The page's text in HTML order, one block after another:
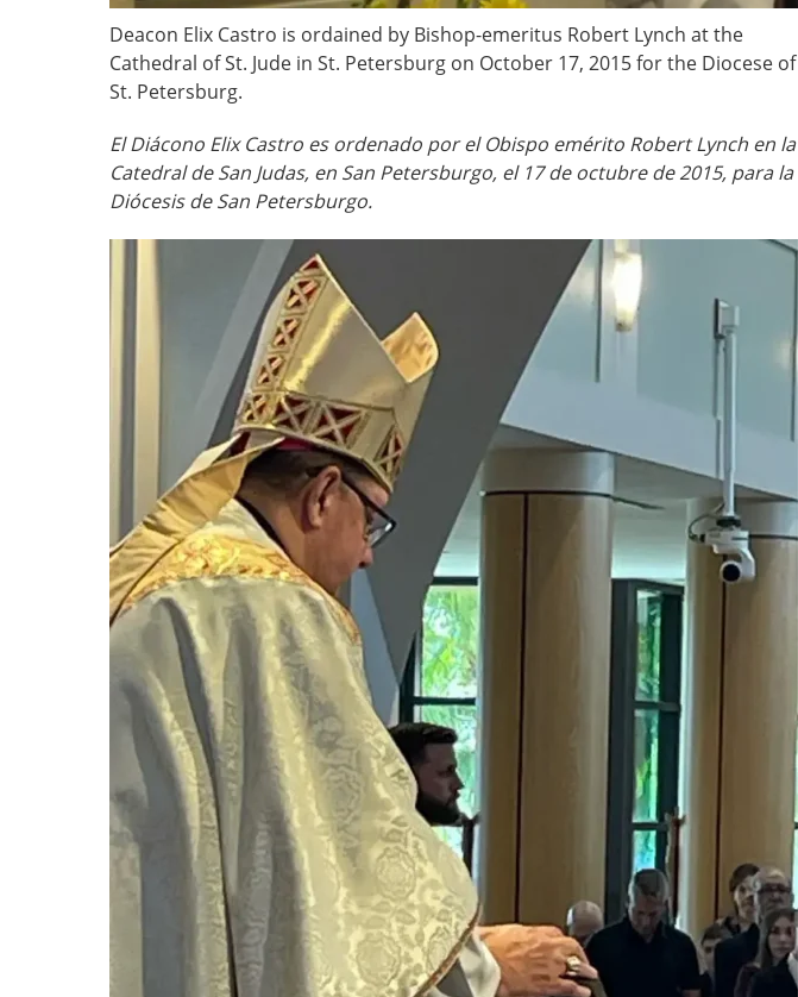
Deacon Elix Castro is ordained by Bishop-emeritus Robert Lynch at the
Cathedral of St. Jude in St. Petersburg on October 17, 2015 for the Diocese of
St. Petersburg.
El Diácono Elix Castro es ordenado por el Obispo emérito Robert Lynch en la
Catedral de San Judas, en San Petersburgo, el 17 de octubre de 2015, para la
Diócesis de San Petersburgo.